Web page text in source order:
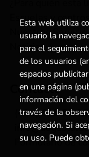
Escuelas y centros
Nuestros
Noticias
Contacto
(+34) 615 55
Formulario de
Esta web utiliza
usuario la
para el
de los usuarios
espacios
en una página
información del
través de la
navegación. Si
su uso. Puede